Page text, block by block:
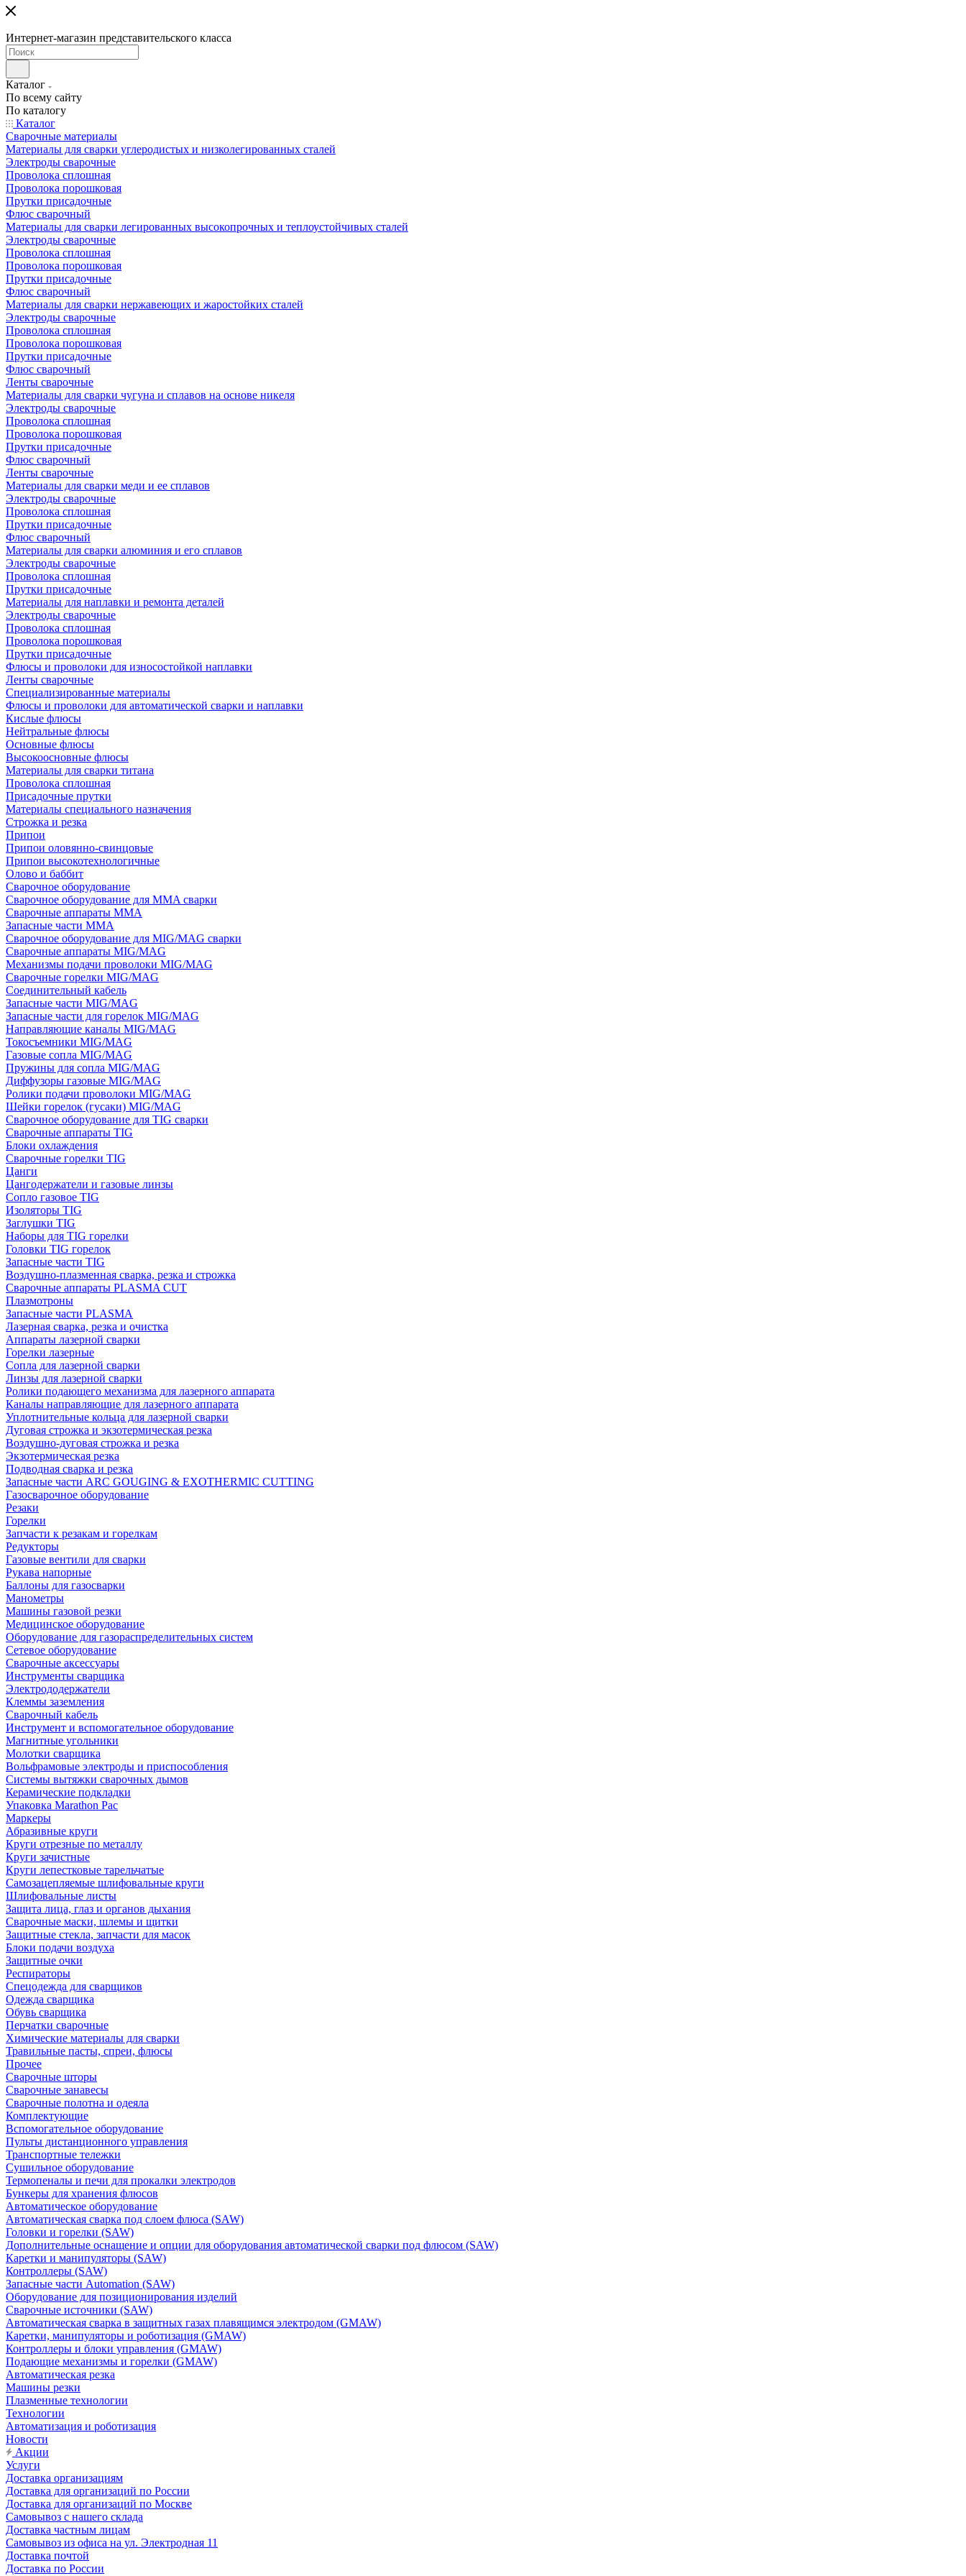
Интернет-магазин представительского класса
Каталог
По всему сайту
По каталогу
Каталог
Сварочные материалы
Материалы для сварки углеродистых и низколегированных сталей
Электроды сварочные
Проволока сплошная
Проволока порошковая
Прутки присадочные
Флюс сварочный
Материалы для сварки легированных высокопрочных и теплоустойчивых сталей
Электроды сварочные
Проволока сплошная
Проволока порошковая
Прутки присадочные
Флюс сварочный
Материалы для сварки нержавеющих и жаростойких сталей
Электроды сварочные
Проволока сплошная
Проволока порошковая
Прутки присадочные
Флюс сварочный
Ленты сварочные
Материалы для сварки чугуна и сплавов на основе никеля
Электроды сварочные
Проволока сплошная
Проволока порошковая
Прутки присадочные
Флюс сварочный
Ленты сварочные
Материалы для сварки меди и ее сплавов
Электроды сварочные
Проволока сплошная
Прутки присадочные
Флюс сварочный
Материалы для сварки алюминия и его сплавов
Электроды сварочные
Проволока сплошная
Прутки присадочные
Материалы для наплавки и ремонта деталей
Электроды сварочные
Проволока сплошная
Проволока порошковая
Прутки присадочные
Флюсы и проволоки для износостойкой наплавки
Ленты сварочные
Специализированные материалы
Флюсы и проволоки для автоматической сварки и наплавки
Кислые флюсы
Нейтральные флюсы
Основные флюсы
Высокоосновные флюсы
Материалы для сварки титана
Проволока сплошная
Присадочные прутки
Материалы специального назначения
Строжка и резка
Припои
Припои оловянно-свинцовые
Припои высокотехнологичные
Олово и баббит
Сварочное оборудование
Сварочное оборудование для MMA сварки
Сварочные аппараты MMA
Запасные части MMA
Сварочное оборудование для MIG/MAG сварки
Сварочные аппараты MIG/MAG
Механизмы подачи проволоки MIG/MAG
Сварочные горелки MIG/MAG
Соединительный кабель
Запасные части MIG/MAG
Запасные части для горелок MIG/MAG
Направляющие каналы MIG/MAG
Токосъемники MIG/MAG
Газовые сопла MIG/MAG
Пружины для сопла MIG/MAG
Диффузоры газовые MIG/MAG
Ролики подачи проволоки MIG/MAG
Шейки горелок (гусаки) MIG/MAG
Сварочное оборудование для TIG сварки
Сварочные аппараты TIG
Блоки охлаждения
Сварочные горелки TIG
Цанги
Цангодержатели и газовые линзы
Сопло газовое TIG
Изоляторы TIG
Заглушки TIG
Наборы для TIG горелки
Головки TIG горелок
Запасные части TIG
Воздушно-плазменная сварка, резка и строжка
Сварочные аппараты PLASMA CUT
Плазмотроны
Запасные части PLASMA
Лазерная сварка, резка и очистка
Аппараты лазерной сварки
Горелки лазерные
Сопла для лазерной сварки
Линзы для лазерной сварки
Ролики подающего механизма для лазерного аппарата
Каналы направляющие для лазерного аппарата
Уплотнительные кольца для лазерной сварки
Дуговая строжка и экзотермическая резка
Воздушно-дуговая строжка и резка
Экзотермическая резка
Подводная сварка и резка
Запасные части ARC GOUGING & EXOTHERMIC CUTTING
Газосварочное оборудование
Резаки
Горелки
Запчасти к резакам и горелкам
Редукторы
Газовые вентили для сварки
Рукава напорные
Баллоны для газосварки
Манометры
Машины газовой резки
Медицинское оборудование
Оборудование для газораспределительных систем
Сетевое оборудование
Сварочные аксессуары
Инструменты сварщика
Электрододержатели
Клеммы заземления
Сварочный кабель
Инструмент и вспомогательное оборудование
Магнитные угольники
Молотки сварщика
Вольфрамовые электроды и приспособления
Системы вытяжки сварочных дымов
Керамические подкладки
Упаковка Marathon Pac
Маркеры
Абразивные круги
Круги отрезные по металлу
Круги зачистные
Круги лепестковые тарельчатые
Самозацепляемые шлифовальные круги
Шлифовальные листы
Защита лица, глаз и органов дыхания
Сварочные маски, шлемы и щитки
Защитные стекла, запчасти для масок
Блоки подачи воздуха
Защитные очки
Респираторы
Спецодежда для сварщиков
Одежда сварщика
Обувь сварщика
Перчатки сварочные
Химические материалы для сварки
Травильные пасты, спреи, флюсы
Прочее
Сварочные шторы
Сварочные занавесы
Сварочные полотна и одеяла
Комплектующие
Вспомогательное оборудование
Пульты дистанционного управления
Транспортные тележки
Сушильное оборудование
Термопеналы и печи для прокалки электродов
Бункеры для хранения флюсов
Автоматическое оборудование
Автоматическая сварка под слоем флюса (SAW)
Головки и горелки (SAW)
Дополнительные оснащение и опции для оборудования автоматической сварки под флюсом (SAW)
Каретки и манипуляторы (SAW)
Контроллеры (SAW)
Запасные части Automation (SAW)
Оборудование для позиционирования изделий
Сварочные источники (SAW)
Автоматическая сварка в защитных газах плавящимся электродом (GMAW)
Каретки, манипуляторы и роботизация (GMAW)
Контроллеры и блоки управления (GMAW)
Подающие механизмы и горелки (GMAW)
Автоматическая резка
Машины резки
Плазменные технологии
Технологии
Автоматизация и роботизация
Новости
Акции
Услуги
Доставка организациям
Доставка для организаций по России
Доставка для организаций по Москве
Самовывоз с нашего склада
Доставка частным лицам
Самовывоз из офиса на ул. Электродная 11
Доставка почтой
Доставка по России